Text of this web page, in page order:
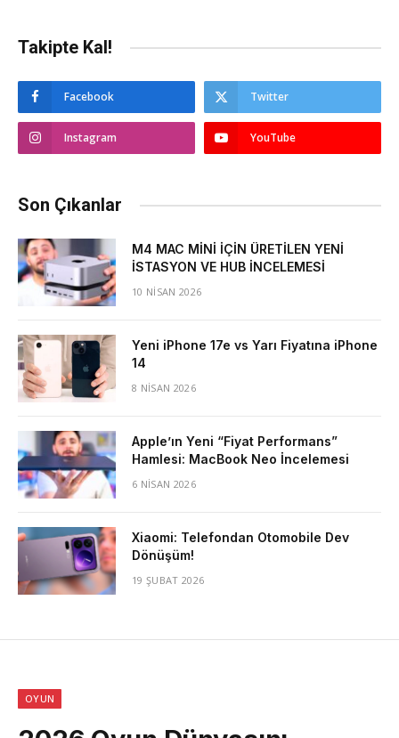
Takipte Kal!
Facebook Twitter
Instagram YouTube
Son Çıkanlar
M4 MAC MİNİ İÇİN ÜRETİLEN YENİ
İSTASYON VE HUB İNCELEMESİ
10 NISAN 2026
Yeni iPhone 17e vs Yarı Fiyatına iPhone
14
8 NISAN 2026
Apple’ın Yeni “Fiyat Performans”
Hamlesi: MacBook Neo İncelemesi
6 NISAN 2026
Xiaomi: Telefondan Otomobile Dev
Dönüşüm!
19 ŞUBAT 2026
OYUN